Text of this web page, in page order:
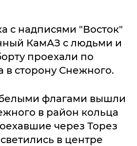
с надписями "Восток"
КамАЗ с людьми и
проехали по
в сторону Снежного.
флагами вышли
в район кольца
через Торез
в центре